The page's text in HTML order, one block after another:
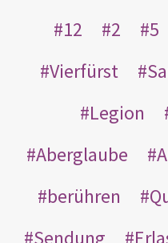
12
2 5
Vierfürst
Legion
Aberglaube
berühren
Sendung